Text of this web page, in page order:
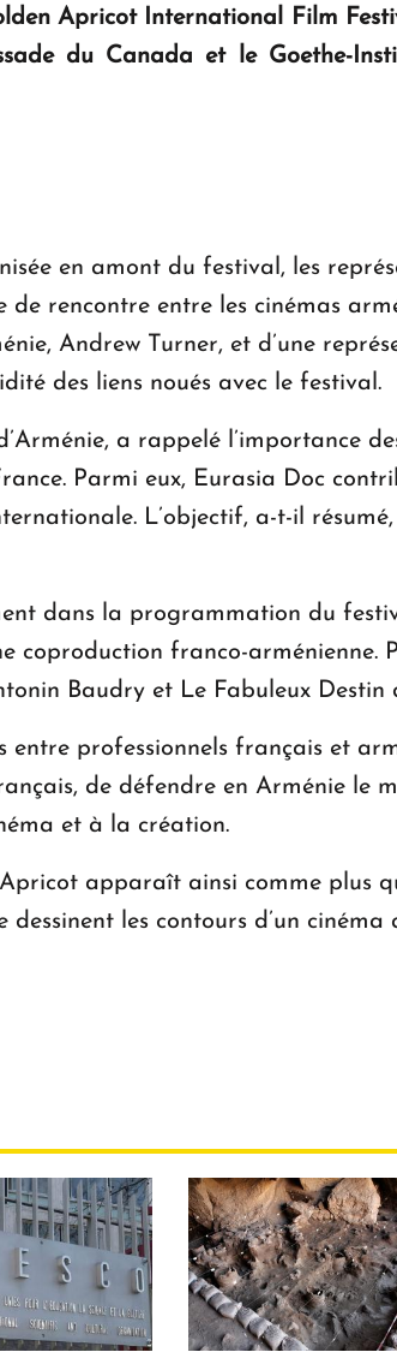
Apricot International Film
du Canada et le Goethe-
en amont du festival, les
rencontre entre les cinémas
Andrew Turner, et d’une
des liens noués avec le festival.
a rappelé l’importance
Parmi eux, Eurasia Doc
L’objectif, a-t-il
dans la programmation du
coproduction franco-arménienne.
Baudry et Le Fabuleux Destin
entre professionnels français et
de défendre en Arménie le
et à la création.
apparaît ainsi comme plus
les contours d’un